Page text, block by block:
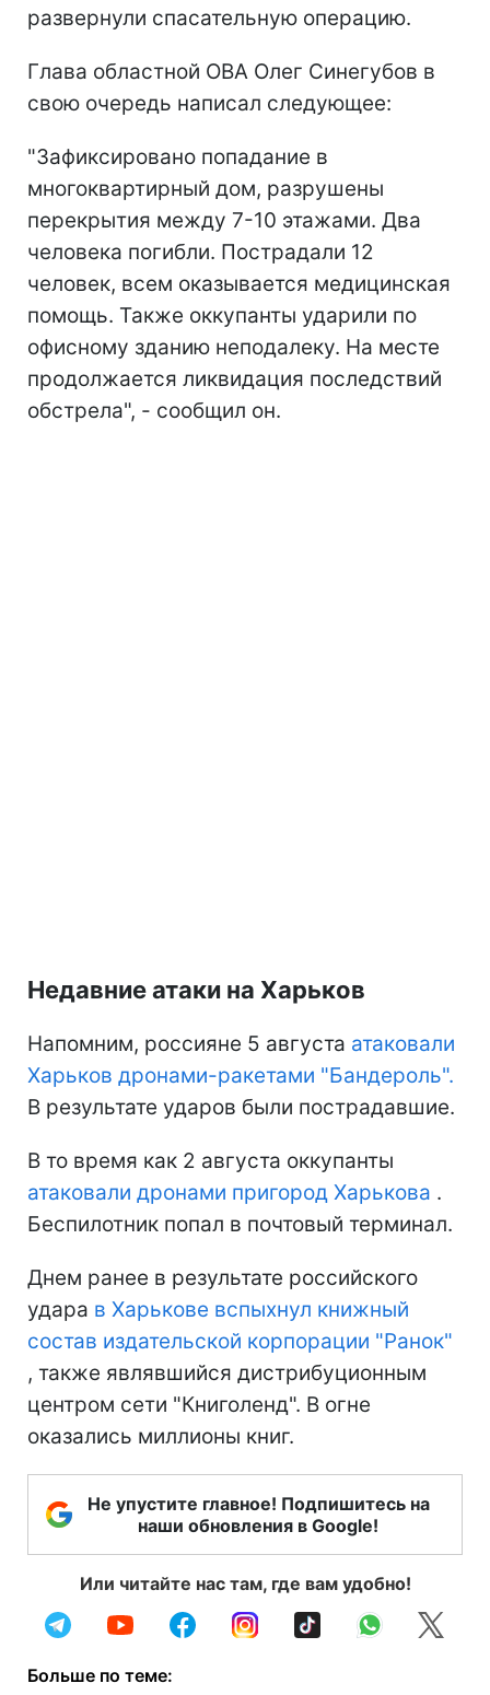
развернули спасательную операцию.
Глава областной ОВА Олег Синегубов в
свою очередь написал следующее:
"Зафиксировано попадание в
многоквартирный дом, разрушены
перекрытия между 7-10 этажами. Два
человека погибли. Пострадали 12
человек, всем оказывается медицинская
помощь. Также оккупанты ударили по
офисному зданию неподалеку. На месте
продолжается ликвидация последствий
обстрела", - сообщил он.
Недавние атаки на Харьков
Напомним, россияне 5 августа атаковали
Харьков дронами-ракетами "Бандероль".
В результате ударов были пострадавшие.
В то время как 2 августа оккупанты
атаковали дронами пригород Харькова .
Беспилотник попал в почтовый терминал.
Днем ранее в результате российского
удара в Харькове вспыхнул книжный
состав издательской корпорации "Ранок"
, также являвшийся дистрибуционным
центром сети "Книголенд". В огне
оказались миллионы книг.
Не упустите главное! Подпишитесь на
наши обновления в Google!
Или читайте нас там, где вам удобно!
Больше по теме: